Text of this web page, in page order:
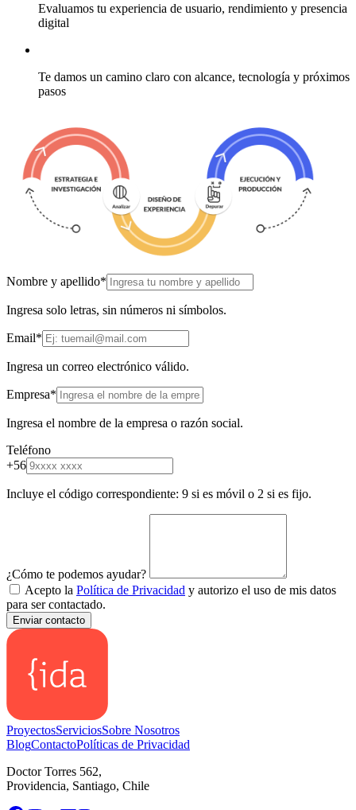
Evaluamos tu experiencia de usuario, rendimiento y presencia
digital
Te damos un camino claro con alcance, tecnología y próximos
pasos
Nombre y apellido*
Ingresa solo letras, sin números ni símbolos.
Email*
Ingresa un correo electrónico válido.
Empresa*
Ingresa el nombre de la empresa o razón social.
Teléfono
+56
Incluye el código correspondiente: 9 si es móvil o 2 si es fijo.
¿Cómo te podemos ayudar?
Acepto la Política de Privacidad y autorizo el uso de mis datos
para ser contactado.
Enviar contacto
ProyectosServiciosSobre Nosotros
BlogContactoPolíticas de Privacidad
Doctor Torres 562,
Providencia, Santiago, Chile